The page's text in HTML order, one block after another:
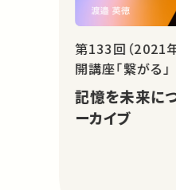
第133回（2021
開講座「繋がる」
記憶を未来に
ーカイブ